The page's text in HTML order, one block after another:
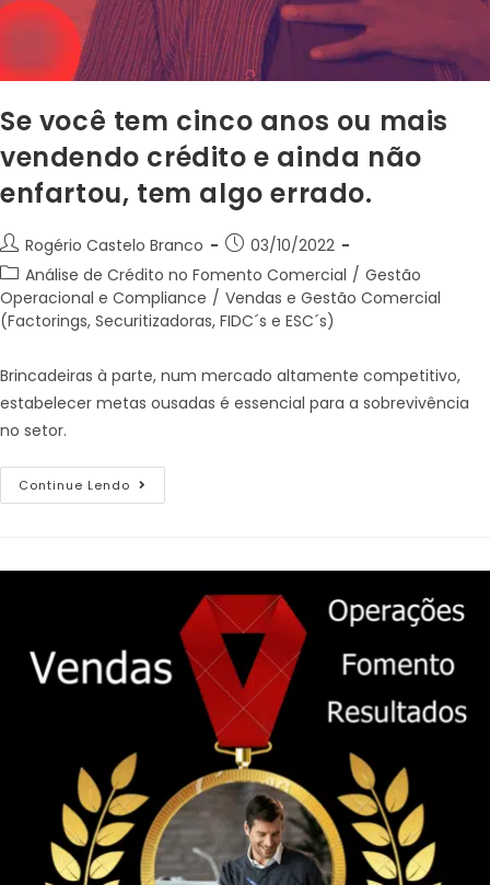
Se você tem cinco anos ou mais
vendendo crédito e ainda não
enfartou, tem algo errado.
Rogério Castelo Branco
03/10/2022
Análise de Crédito no Fomento Comercial / Gestão
Operacional e Compliance / Vendas e Gestão Comercial
(Factorings, Securitizadoras, FIDC´s e ESC´s)
Brincadeiras à parte, num mercado altamente competitivo,
estabelecer metas ousadas é essencial para a sobrevivência
no setor.
Continue Lendo